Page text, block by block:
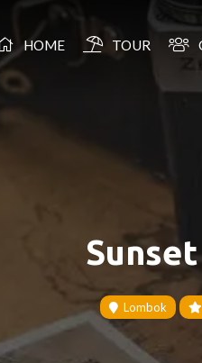
HOME TOUR
Lombok